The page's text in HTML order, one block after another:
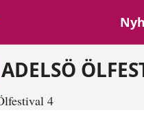
Adelsö
ADELSÖ